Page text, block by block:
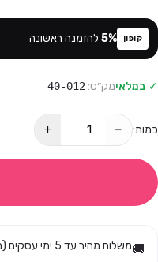
קופון 5% להזמנה ראשונה
✓ במלאימק״ט: 40-012
כמות: −
+
🚚משלוח מהיר עד 5 ימי עסקים (מגיע בד״כ עד 3)